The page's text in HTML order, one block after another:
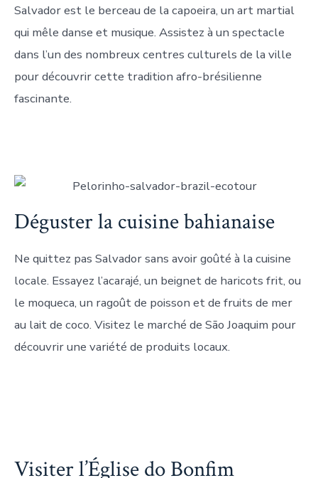
Salvador est le berceau de la capoeira, un art martial
qui mêle danse et musique. Assistez à un spectacle
dans l’un des nombreux centres culturels de la ville
pour découvrir cette tradition afro-brésilienne
fascinante.
Déguster la cuisine bahianaise
Ne quittez pas Salvador sans avoir goûté à la cuisine
locale. Essayez l’acarajé, un beignet de haricots frit, ou
le moqueca, un ragoût de poisson et de fruits de mer
au lait de coco. Visitez le marché de São Joaquim pour
découvrir une variété de produits locaux.
Visiter l’Église do Bonfim